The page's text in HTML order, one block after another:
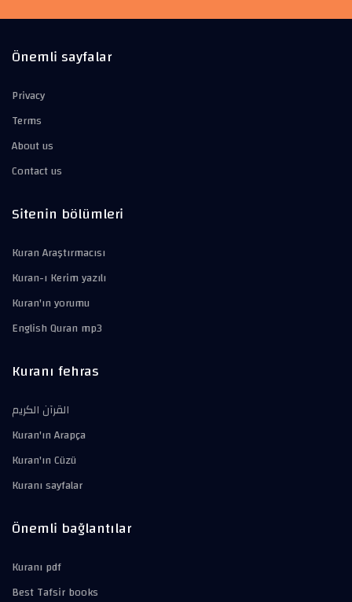
Önemli sayfalar
Privacy
Terms
About us
Contact us
Sitenin bölümleri
Kuran Araştırmacısı
Kuran-ı Kerim yazılı
Kuran'ın yorumu
English Quran mp3
Kuranı fehras
القرآن الكريم
Kuran'ın Arapça
Kuran'ın Cüzü
Kuranı sayfalar
Önemli bağlantılar
Kuranı pdf
Best Tafsir books